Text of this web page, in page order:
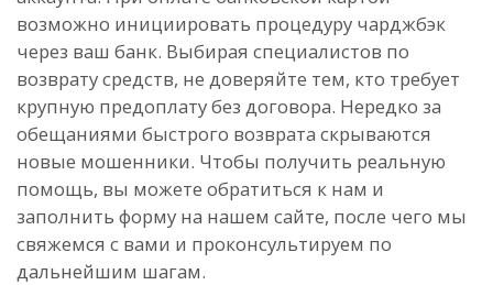
возможно инициировать процедуру чарджбэк
через ваш банк. Выбирая специалистов по
возврату средств, не доверяйте тем, кто требует
крупную предоплату без договора. Нередко за
обещаниями быстрого возврата скрываются
новые мошенники. Чтобы получить реальную
помощь, вы можете обратиться к нам и
заполнить форму на нашем сайте, после чего мы
свяжемся с вами и проконсультируем по
дальнейшим шагам.